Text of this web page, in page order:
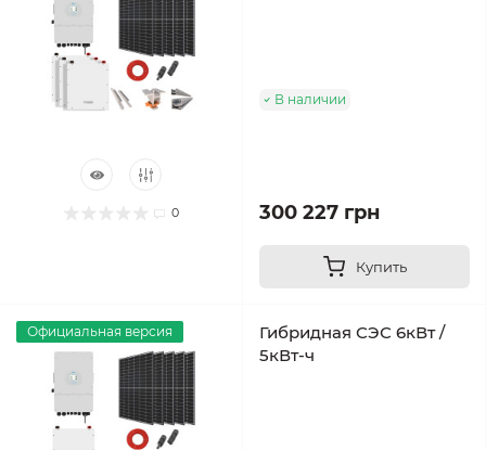
0
В наличии
300 227 грн
Купить
Официальная версия
Гибридная СЭС 6кВт /
5кВт-ч